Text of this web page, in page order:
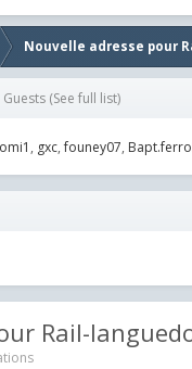
Nouvelle adresse pour
(See full list)
gxc founey07
Rail-